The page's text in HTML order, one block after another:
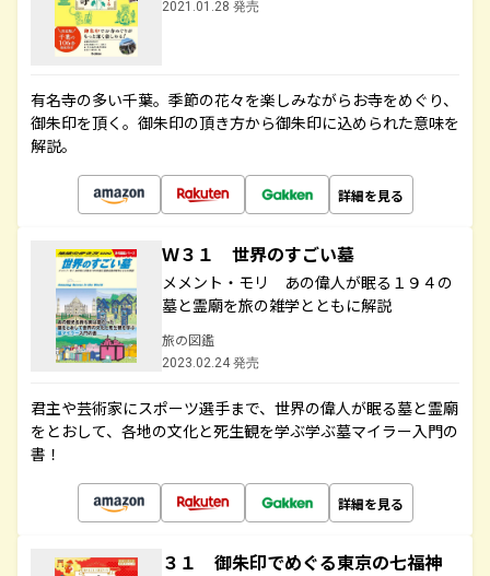
2021.01.28 発売
有名寺の多い千葉。季節の花々を楽しみながらお寺をめぐり、
御朱印を頂く。御朱印の頂き方から御朱印に込められた意味を
解説。
詳細を見る
Ｗ３１ 世界のすごい墓
メメント・モリ あの偉人が眠る１９４の
墓と霊廟を旅の雑学とともに解説
旅の図鑑
2023.02.24 発売
君主や芸術家にスポーツ選手まで、世界の偉人が眠る墓と霊廟
をとおして、各地の文化と死生観を学ぶ学ぶ墓マイラー入門の
書！
詳細を見る
３１ 御朱印でめぐる東京の七福神